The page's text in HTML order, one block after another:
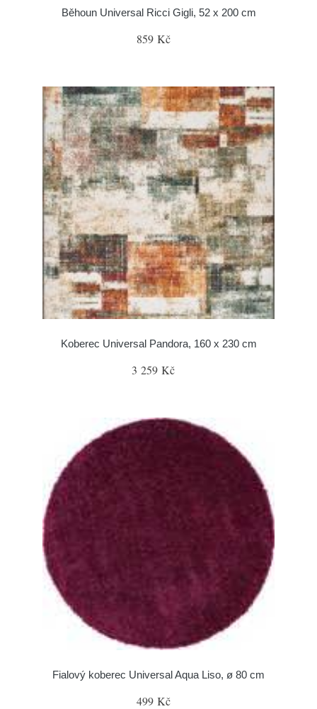
Běhoun Universal Ricci Gigli, 52 x 200 cm
859 Kč
Koberec Universal Pandora, 160 x 230 cm
3 259 Kč
Fialový koberec Universal Aqua Liso, ø 80 cm
499 Kč